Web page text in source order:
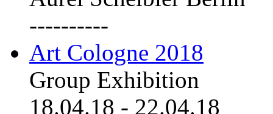
----------
Art Cologne 2018
Group Exhibition
18.04.18 - 22.04.18